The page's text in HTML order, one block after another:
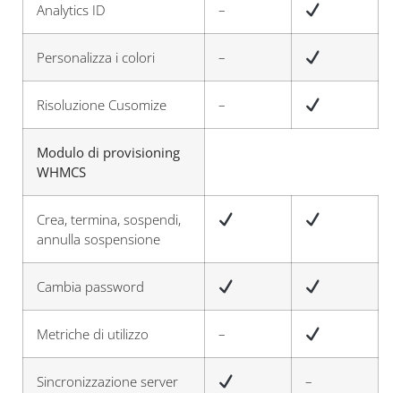
Analytics ID –
Personalizza i colori –
Risoluzione Cusomize –
Modulo di provisioning
WHMCS
Crea, termina, sospendi,
annulla sospensione
Cambia password
Metriche di utilizzo –
Sincronizzazione server –